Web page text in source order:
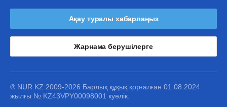
Ақау туралы хабарлаңыз
Жарнама берушілерге
® NUR.KZ 2009-2026 Барлық құқық қорғалған 01.08.2024
жылғы № KZ43VPY00098001 куәлік.